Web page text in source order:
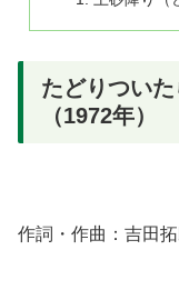
たどりつい
（1972年）
作詞・作曲：吉田